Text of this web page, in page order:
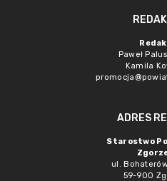
Paweł
Kamila
ADRES
Starostwo
ul.
59-900